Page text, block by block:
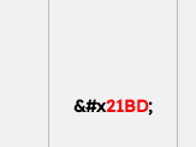
&#x21BD;